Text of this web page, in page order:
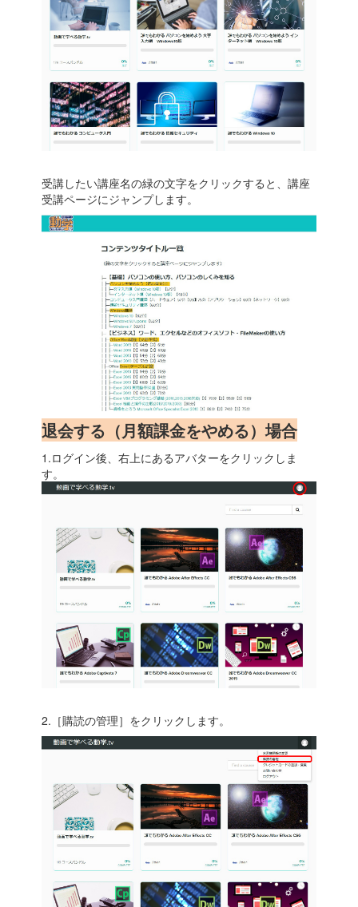
受講したい講座名の緑の文字をクリックすると、講座
受講ページにジャンプします。
退会する（月額課金をやめる）場合
1.ログイン後、右上にあるアバターをクリックしま
す。
2.［購読の管理］をクリックします。